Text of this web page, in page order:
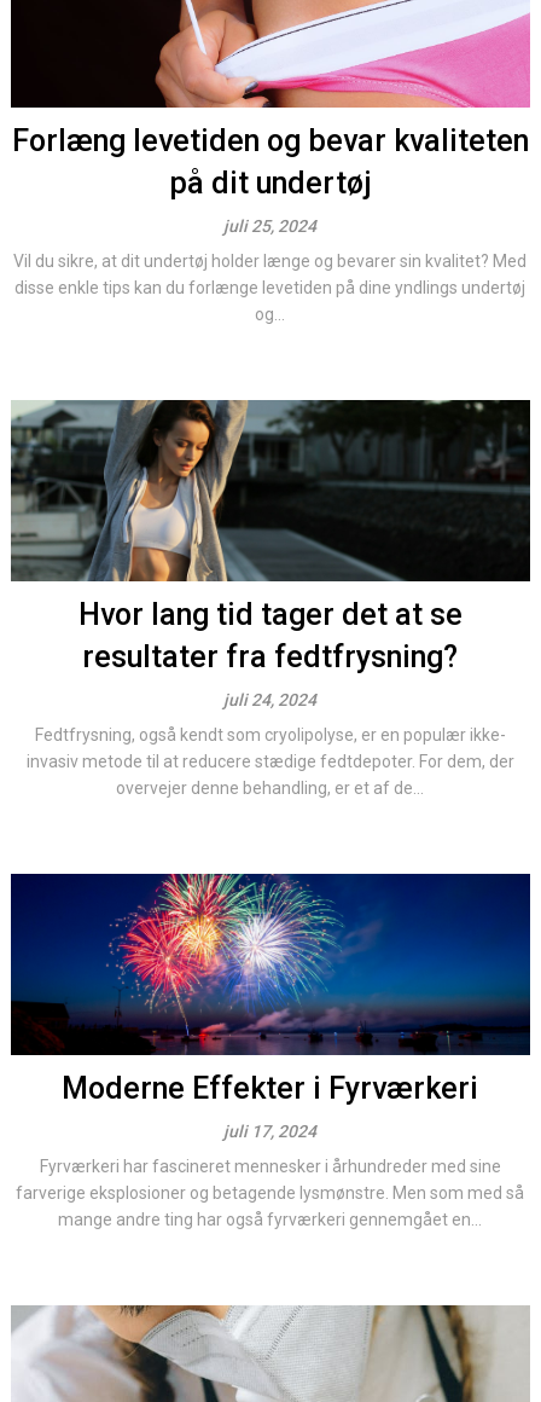
Forlæng levetiden og bevar kvaliteten
på dit undertøj
juli 25, 2024
Vil du sikre, at dit undertøj holder længe og bevarer sin kvalitet? Med
disse enkle tips kan du forlænge levetiden på dine yndlings undertøj
og...
Hvor lang tid tager det at se
resultater fra fedtfrysning?
juli 24, 2024
Fedtfrysning, også kendt som cryolipolyse, er en populær ikke-
invasiv metode til at reducere stædige fedtdepoter. For dem, der
overvejer denne behandling, er et af de...
Moderne Effekter i Fyrværkeri
juli 17, 2024
Fyrværkeri har fascineret mennesker i århundreder med sine
farverige eksplosioner og betagende lysmønstre. Men som med så
mange andre ting har også fyrværkeri gennemgået en...